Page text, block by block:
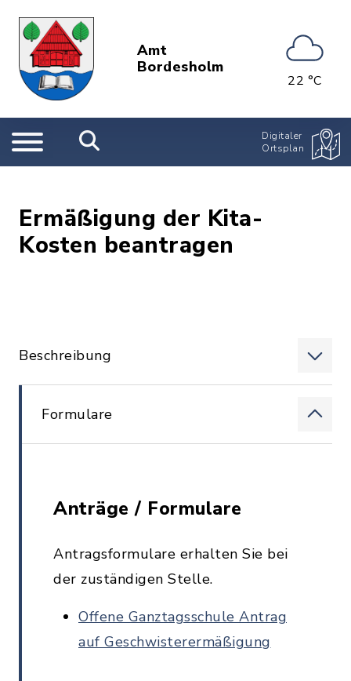
Amt
Bordesholm
22 °C
Digitaler
Ortsplan
Ermäßigung der Kita-
Kosten beantragen
Beschreibung
Formulare
Anträge / Formulare
Antragsformulare erhalten Sie bei
der zuständigen Stelle.
Offene Ganztagsschule Antrag
auf Geschwisterermäßigung